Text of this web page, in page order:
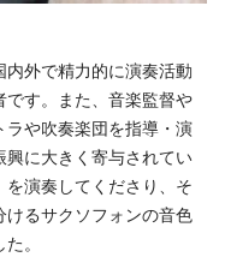
外で精力的に演奏活動
です。また、音楽監督や
ラや吹奏楽団を指導・演
興に大きく寄与されてい
を演奏してくださり、そ
けるサクソフォンの音色
。